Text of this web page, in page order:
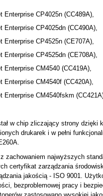
Enterprise CP4025n (CC489A),
Enterprise CP4025dn (CC490A),
Enterprise CP4525n (CE707A),
Enterprise CP4525dn (CE708A),
Enterprise CM4540 (CC419A),
Enterprise CM4540f (CC420A),
Enterprise CM4540fskm
w chip zliczający strony dzięki
drukarek i w pełni
zachowaniem najwyższych
certyfikat zarządzania
jakością - ISO 9001.
bezproblemowej pracy i